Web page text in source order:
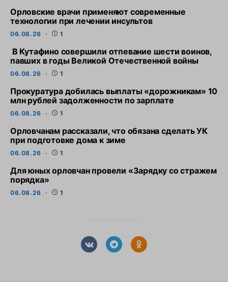
Орловские врачи применяют современные
технологии при лечении инсультов
06.08.26 1
В Кутафино совершили отпевание шести воинов,
павших в годы Великой Отечественной войны
06.08.26 1
Прокуратура добилась выплаты «дорожникам» 10
млн рублей задолженности по зарплате
06.08.26 1
Орловчанам рассказали, что обязана сделать УК
при подготовке дома к зиме
06.08.26 1
Для юных орловчан провели «Зарядку со стражем
порядка»
06.08.26 1